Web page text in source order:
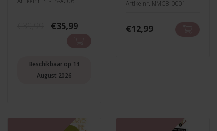
Oorspronkelijke
prijs
was:
€39,99.
€35,99Huidige
prijs
is:
€35,99.
Beschikbaar op 14
August 2026
Artikelnr. MMCB10001
€12,99